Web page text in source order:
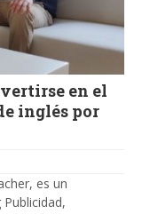
en el
inglés por
es un